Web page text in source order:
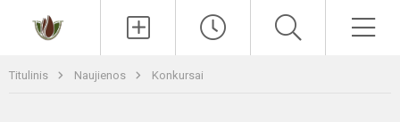
Titulinis Naujienos Konkursai